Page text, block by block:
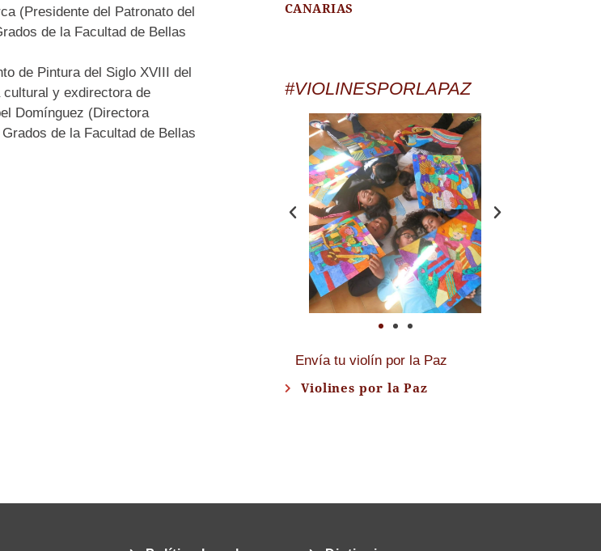
(Presidente del Patronato del
de la Facultad de Bellas
de Pintura del Siglo XVIII del
y exdirectora de
Domínguez (Directora
de la Facultad de Bellas
CANARIAS
#VIOLINESPORLAPAZ
Envía tu violín por la Paz
Violines por la Paz